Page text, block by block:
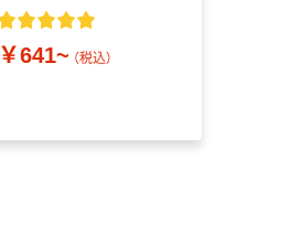
￥641~ （税込）